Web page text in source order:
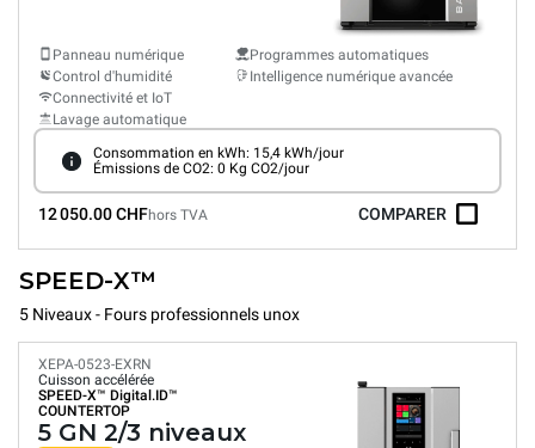
Panneau numérique
Control d'humidité
Connectivité et IoT
Lavage automatique
Programmes automatiques
Intelligence numérique avancée
Consommation en kWh: 15,4 kWh/jour
Émissions de CO2: 0 Kg CO2/jour
12 050.00 CHFhors TVA COMPARER
SPEED-X™
5 Niveaux - Fours professionnels unox
XEPA-0523-EXRN
Cuisson accélérée
SPEED-X™ Digital.ID™
COUNTERTOP
5 GN 2/3 niveaux